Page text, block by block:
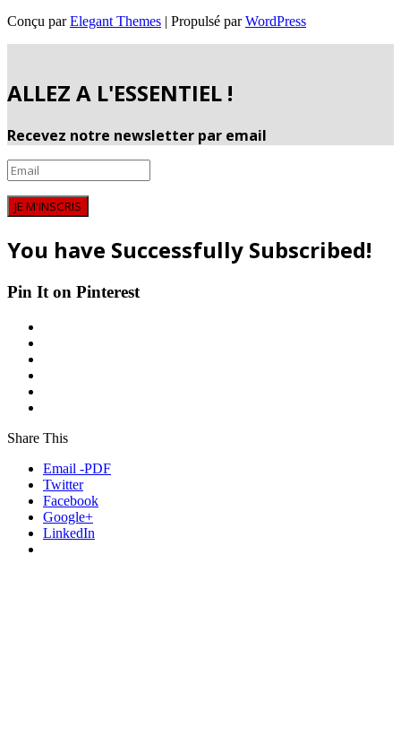
Conçu parElegant Themes | Propulsé parWordPress
ALLEZ A L'ESSENTIEL !
Recevez notre newsletter par email
JE M'INSCRIS
You have Successfully Subscribed!
Pin It on Pinterest
Share This
Email -PDF
Twitter
Facebook
Google+
LinkedIn